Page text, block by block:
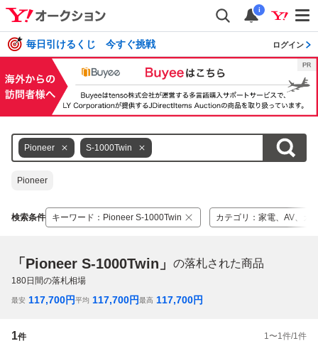
i
毎日引けるくじ 今すぐ挑戦 ログイン
Pioneer S-1000Twin
Pioneer
検索条件 キーワード ： Pioneer S-1000Twin カテゴリ ： 家電、AV、カ
「Pioneer S-1000Twin」 の落札された商品
180日間の落札相場
最安 117,700円平均 117,700円最高 117,700円
1件 1 〜1 件/1 件